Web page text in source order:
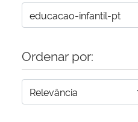
Ordenar por: